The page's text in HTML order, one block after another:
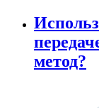
метод?